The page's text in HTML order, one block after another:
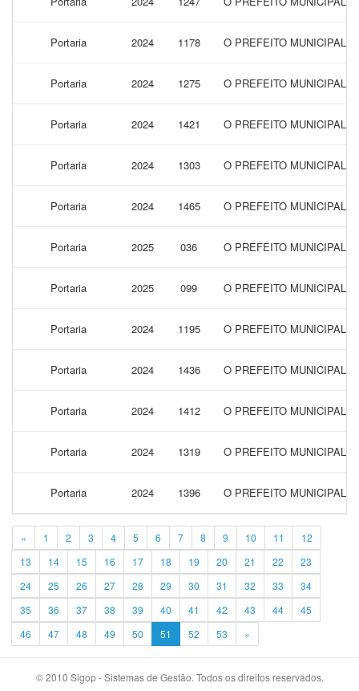
Portaria 2024 1178 O PREFEITO MUNICIPAL
Portaria 2024 1275 O PREFEITO MUNICIPAL
Portaria 2024 1421 O PREFEITO MUNICIPAL
Portaria 2024 1303 O PREFEITO MUNICIPAL
Portaria 2024 1465 O PREFEITO MUNICIPAL
Portaria 2025 036 O PREFEITO MUNICIPAL
Portaria 2025 099 O PREFEITO MUNICIPAL
Portaria 2024 1195 O PREFEITO MUNICIPAL
Portaria 2024 1436 O PREFEITO MUNICIPAL
Portaria 2024 1412 O PREFEITO MUNICIPAL
Portaria 2024 1319 O PREFEITO MUNICIPAL
Portaria 2024 1396 O PREFEITO MUNICIPAL
« 1 2 3 4 5 6 7 8 9 10 11
12
13
14 15 16 17 18 19 20 21 22
23
24
25 26 27 28 29 30 31 32 33
34
35
36 37 38 39 40 41 42 43 44
45
46
47 48 49 50 51 52 53 »
© 2010 Sigop - Sistemas de Gestão. Todos os direitos reservados.